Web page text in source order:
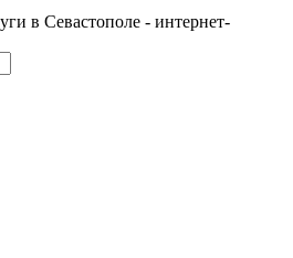
в Севастополе - интернет-